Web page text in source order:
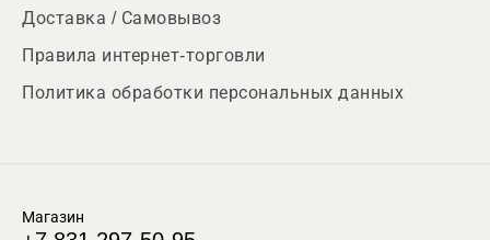
Доставка / Самовывоз
Правила интернет-торговли
Политика обработки персональных данных
Магазин